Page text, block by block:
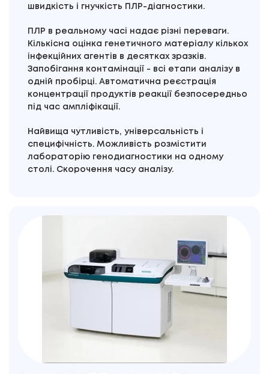
швидкість і гнучкість ПЛР-діагностики.
ПЛР в реальному часі надає різні переваги.
Кількісна оцінка генетичного матеріалу кількох
інфекційних агентів в десятках зразків.
Запобігання контамінації - всі етапи аналізу в
одній пробірці. Автоматична реєстрація
концентрації продуктів реакції безпосередньо
під час ампліфікації.
Найвища чутливість, універсальність і
специфічність. Можливість розмістити
лабораторію генодиагностики на одному
столі. Скорочення часу аналізу.